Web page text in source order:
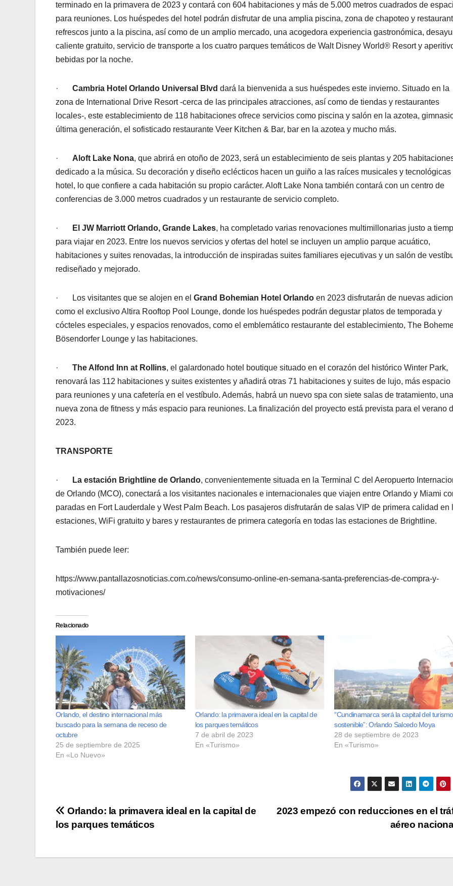
terminado en la primavera de 2023 y contará con 604 habitaciones y más de 5.000 metros cuadrados de
para reuniones. Los huéspedes del hotel podrán disfrutar de una amplia piscina, zona de chapoteo y
refrescos junto a la piscina, así como de un amplio mercado, una acogedora experiencia gastronómica,
caliente gratuito, servicio de transporte a los cuatro parques temáticos de Walt Disney World® Resort y
bebidas por la noche.
· Cambria Hotel Orlando Universal Blvd dará la bienvenida a sus huéspedes este invierno. Situado en la
zona de International Drive Resort -cerca de las principales atracciones, así como de tiendas y restaurantes
locales-, este establecimiento de 118 habitaciones ofrece servicios como piscina y salón en la azotea,
última generación, el sofisticado restaurante Veer Kitchen & Bar, bar en la azotea y mucho más.
· Aloft Lake Nona, que abrirá en otoño de 2023, será un establecimiento de seis plantas y 205
dedicado a la música. Su decoración y diseño eclécticos hacen un guiño a las raíces musicales y tecnológicas
hotel, lo que confiere a cada habitación su propio carácter. Aloft Lake Nona también contará con un centro de
conferencias de 3.000 metros cuadrados y un restaurante de servicio completo.
· El JW Marriott Orlando, Grande Lakes, ha completado varias renovaciones multimillonarias justo a
para viajar en 2023. Entre los nuevos servicios y ofertas del hotel se incluyen un amplio parque acuático,
habitaciones y suites renovadas, la introducción de inspiradas suites familiares ejecutivas y un salón de
rediseñado y mejorado.
· Los visitantes que se alojen en el Grand Bohemian Hotel Orlando en 2023 disfrutarán de nuevas
como el exclusivo Altira Rooftop Pool Lounge, donde los huéspedes podrán degustar platos de temporada y
cócteles especiales, y espacios renovados, como el emblemático restaurante del establecimiento, The
Bösendorfer Lounge y las habitaciones.
· The Alfond Inn at Rollins, el galardonado hotel boutique situado en el corazón del histórico Winter Park,
renovará las 112 habitaciones y suites existentes y añadirá otras 71 habitaciones y suites de lujo, más espacio
para reuniones y una cafetería en el vestíbulo. Además, habrá un nuevo spa con siete salas de tratamiento, una
nueva zona de fitness y más espacio para reuniones. La finalización del proyecto está prevista para el verano
2023.
TRANSPORTE
· La estación Brightline de Orlando, convenientemente situada en la Terminal C del Aeropuerto
de Orlando (MCO), conectará a los visitantes nacionales e internacionales que viajen entre Orlando y Miami
paradas en Fort Lauderdale y West Palm Beach. Los pasajeros disfrutarán de salas VIP de primera calidad en
estaciones, WiFi gratuito y bares y restaurantes de primera categoría en todas las estaciones de Brightline.
También puede leer:
https://www.pantallazosnoticias.com.co/news/consumo-online-en-semana-santa-preferencias-de-compra-y-
motivaciones/
Relacionado
Orlando, el destino internacional más
buscado para la semana de receso de
octubre
25 de septiembre de 2025
En «Lo Nuevo»
Orlando: la primavera ideal en la capital de
los parques temáticos
7 de abril de 2023
En «Turismo»
“Cundinamarca será la capital del turismo
sostenible”: Orlando Salcedo Moya
28 de septiembre de 2023
En «Turismo»
Navegación
de
entradas
2023 empezó con reducciones en el
aéreo
Orlando: la primavera ideal en la capital de
los parques temáticos